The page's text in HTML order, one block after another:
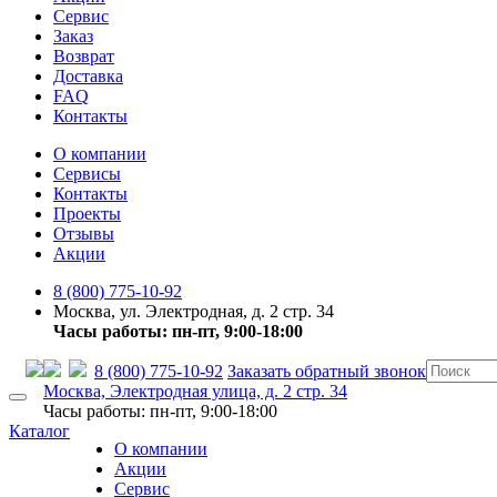
Сервис
Заказ
Возврат
Доставка
FAQ
Контакты
О компании
Сервисы
Контакты
Проекты
Отзывы
Акции
8 (800) 775-10-92
Москва, ул. Электродная, д. 2 стр. 34
Часы работы: пн-пт, 9:00-18:00
8 (800) 775-10-92 Заказать обратный звонок
Москва, Электродная улица, д. 2 стр. 34
Часы работы: пн-пт, 9:00-18:00
Каталог
О компании
Акции
Сервис